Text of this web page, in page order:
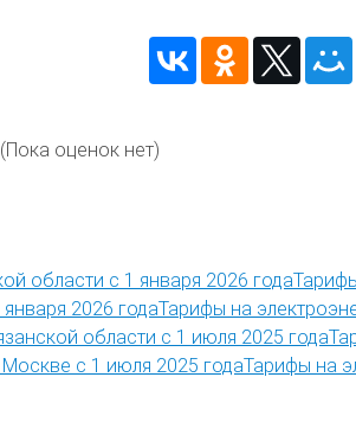
(Пока оценок нет)
Тарифы на
Тарифы на